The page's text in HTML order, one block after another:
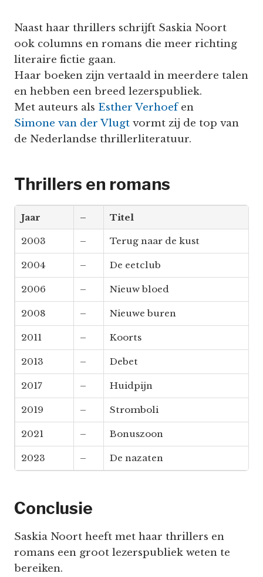
Naast haar thrillers schrijft Saskia Noort
ook columns en romans die meer richting
literaire fictie gaan.
Haar boeken zijn vertaald in meerdere talen
en hebben een breed lezerspubliek.
Met auteurs als Esther Verhoefen
Simone van der Vlugt vormt zij de top van
de Nederlandse thrillerliteratuur.
Thrillers en romans
Jaar – Titel
2003 – Terug naar de kust
2004 – De eetclub
2006 – Nieuw bloed
2008 – Nieuwe buren
2011 – Koorts
2013 – Debet
2017 – Huidpijn
2019 – Stromboli
2021 – Bonuszoon
2023 – De nazaten
Conclusie
Saskia Noort heeft met haar thrillers en
romans een groot lezerspubliek weten te
bereiken.